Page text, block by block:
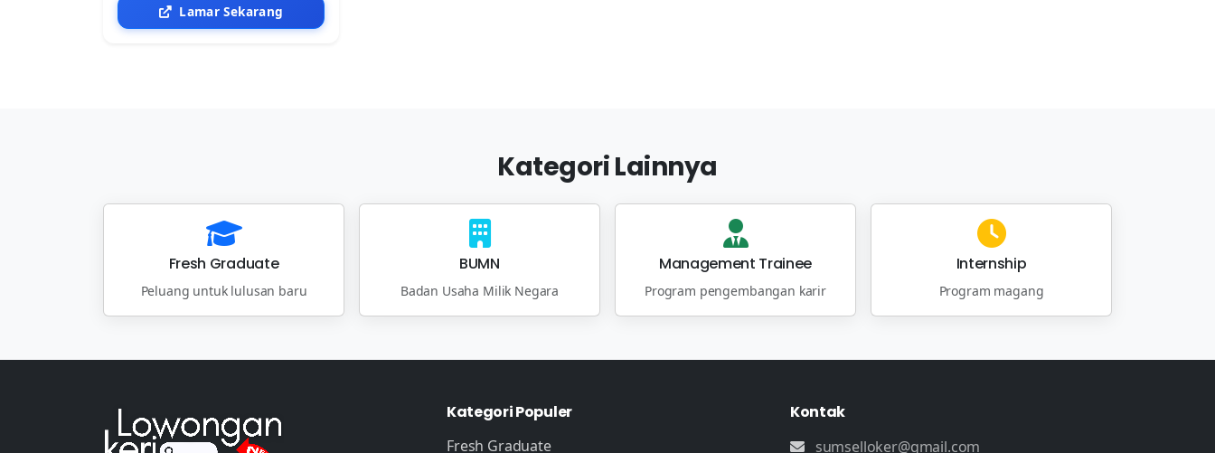
Lamar Sekarang
Kategori Lainnya
Fresh Graduate
Peluang untuk lulusan baru
BUMN
Badan Usaha Milik Negara
Management Trainee
Program pengembangan karir
Internship
Program magang
Kategori Populer
Fresh Graduate
Kontak
sumselloker@gmail.com